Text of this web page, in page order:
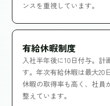
ンスを重視しています。
有給休暇制度
入社半年後に10日付与。計
す。年次有給休暇は最大20
休暇の取得率も高く、社員
整えています。